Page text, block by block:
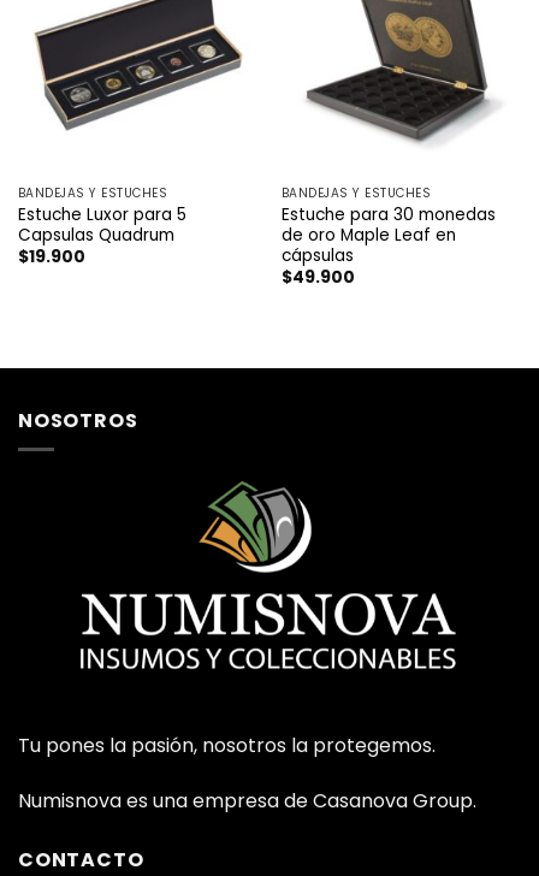
BANDEJAS Y ESTUCHES
Estuche Luxor para 5
Capsulas Quadrum
$19.900
BANDEJAS Y ESTUCHES
Estuche para 30 monedas
de oro Maple Leaf en
cápsulas
$49.900
NOSOTROS
Tu pones la pasión, nosotros la protegemos.
Numisnova es una empresa de Casanova Group.
CONTACTO